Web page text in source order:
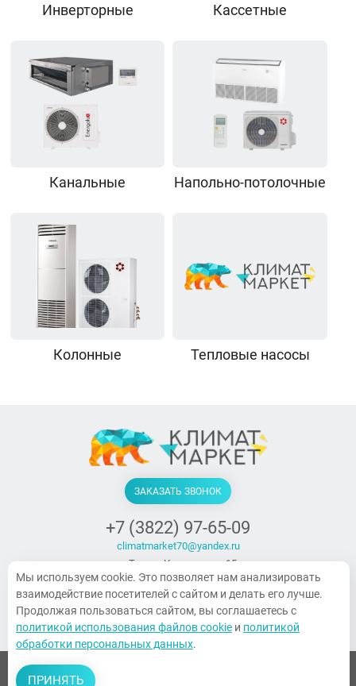
Инверторные Кассетные
Канальные Напольно-потолочные
Колонные Тепловые насосы
ЗАКАЗАТЬ ЗВОНОК
+7 (3822) 97-65-09
climatmarket70@yandex.ru
г. Томск, Украинская, 15
ПН-ПТ. 9:00-18:00, СБ 10:00-14:00,
Воскресенье — выходной
Мы используем cookie. Это позволяет нам анализировать
взаимодействие посетителей с сайтом и делать его лучше.
Продолжая пользоваться сайтом, вы соглашаетесь с
политикой использования файлов cookie и политикой
обработки персональных данных.
ПРИНЯТЬ